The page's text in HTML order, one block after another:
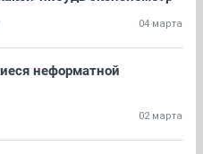
04 марта
неформатной
02 марта